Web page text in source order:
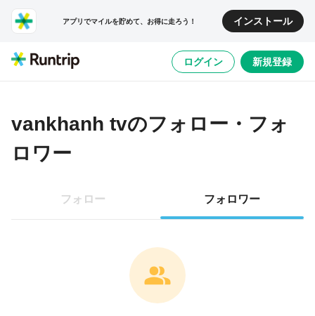
アプリでマイルを貯めて、お得に走ろう！ インストール
ログイン 新規登録
vankhanh tvのフォロー・フォ
ロワー
フォロー フォロワー